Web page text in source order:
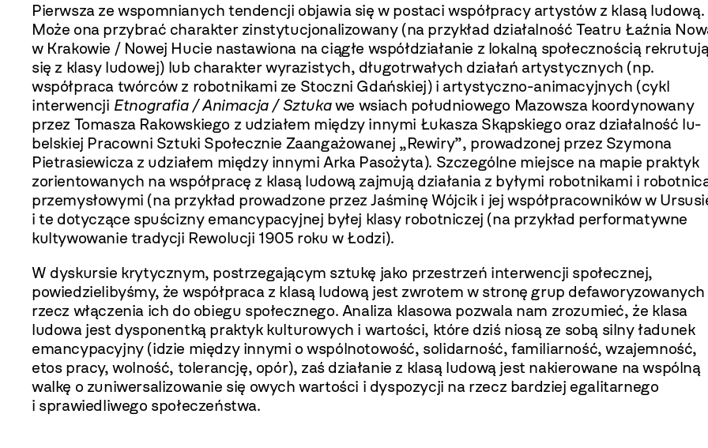
Pierwsza ze wspomnianych tendencji objawia się w postaci współpracy artystów z klasą ludo­wą.
Może ona przybrać charakter zinstytucjona­lizowany (na przykład działalność Teatru Łaźnia
w Krakowie / Nowej Hucie nastawiona na ciągłe współdziałanie z lokalną społecznością
się z klasy ludowej) lub charakter wyrazistych, długotrwałych działań artystycz­nych (np.
współpraca twórców z robotnikami ze Stoczni Gdańskiej) i artystyczno-animacyjnych (cykl
interwencji Etnografia / Animacja / Sztukawe wsiach południowego Mazowsza koordynowany
przez Tomasza Rakowskiego z udziałem między innymi Łukasza Skąpskiego oraz działalność lu­
belskiej Pracowni Sztuki Społecznie Zaangażo­wanej „Rewiry”, prowadzonej przez Szymona
Pietrasiewicza z udziałem między innymi Arka Pasożyta). Szczególne miejsce na mapie praktyk
zorientowanych na współpracę z klasą ludową zajmują działania z byłymi robotnikami i
przemysłowymi (na przykład prowadzo­ne przez Jaśminę Wójcik i jej współpracowników w
i te dotyczące spuścizny emancypa­cyjnej byłej klasy robotniczej (na przykład perfor­matywne
kultywowanie tradycji Rewolucji 1905 roku w Łodzi).
W dyskursie krytycznym, postrzegają­cym sztukę jako przestrzeń interwencji spo­łecznej,
powiedzielibyśmy, że współpraca z klasą ludową jest zwrotem w stronę grup defaworyzowanych
rzecz włączenia ich do obiegu społecznego. Analiza klasowa pozwala nam zrozumieć, że klasa
ludowa jest dyspo­nentką praktyk kulturowych i wartości, które dziś niosą ze sobą silny ładunek
emancypa­cyjny (idzie między innymi o wspólnotowość, solidarność, familiarność, wzajemność,
etos pracy, wolność, tolerancję, opór), zaś działa­nie z klasą ludową jest nakierowane na wspól­ną
walkę o zuniwersalizowanie się owych war­tości i dyspozycji na rzecz bardziej egalitarne­go
i sprawiedliwego społeczeństwa.